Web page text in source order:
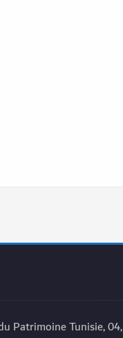
du Patrimoine Tunisie, 04,